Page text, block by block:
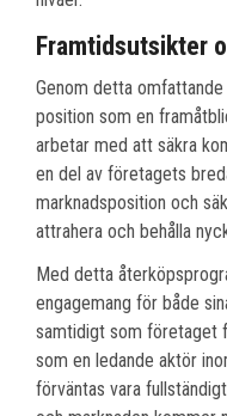
Framtidsutsikter
Genom detta
position som en
arbetar med att säkra
en del av företagets
marknadsposition och
attrahera och behålla
Med detta
engagemang för både
samtidigt som företaget
som en ledande aktör
förväntas vara